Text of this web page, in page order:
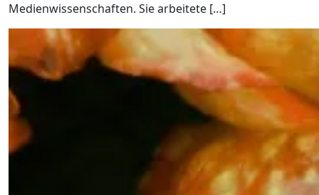
Medienwissenschaften. Sie arbeitete […]